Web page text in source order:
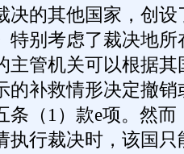
决的其他国家，创
特别考虑了裁决地
主管机关可以根据
的补救情形决定撤
条（1）款e项。然
执行裁决时，该国